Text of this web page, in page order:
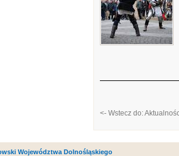
<- Wstecz do:
Województwa Dolnośląskiego